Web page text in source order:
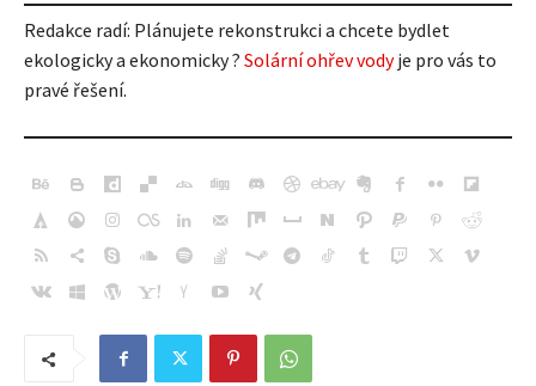
Redakce radí: Plánujete rekonstrukci a chcete bydlet
ekologicky a ekonomicky ? Solární ohřev vodyje pro vás to
pravé řešení.